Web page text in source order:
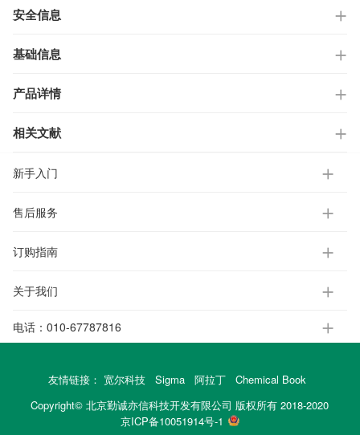
安全信息
基础信息
产品详情
相关文献
新手入门
售后服务
订购指南
关于我们
电话： 010-67787816
友情链接： 宽尔科技 Sigma 阿拉丁
Chemical Book
Copyright© 北京勤诚亦信科技开发有限公司 版权所有 2018-2020
京ICP备10051914号-1